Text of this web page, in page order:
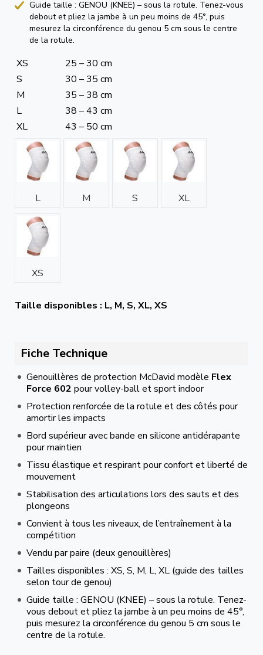
Guide taille : GENOU (KNEE) – sous la rotule. Tenez-vous
debout et pliez la jambe à un peu moins de 45°, puis
mesurez la circonférence du genou 5 cm sous le centre
de la rotule.
XS
25 – 30 cm
S
30 – 35 cm
M
35 – 38 cm
L
38 – 43 cm
XL
43 – 50 cm
L M S XL
XS
Taille disponibles : L, M, S, XL, XS
Fiche Technique
Genouillères de protection McDavid modèle Flex
Force 602 pour volley-ball et sport indoor
Protection renforcée de la rotule et des côtés pour
amortir les impacts
Bord supérieur avec bande en silicone antidérapante
pour maintien
Tissu élastique et respirant pour confort et liberté de
mouvement
Stabilisation des articulations lors des sauts et des
plongeons
Convient à tous les niveaux, de l’entraînement à la
compétition
Vendu par paire (deux genouillères)
Tailles disponibles : XS, S, M, L, XL (guide des tailles
selon tour de genou)
Guide taille : GENOU (KNEE) – sous la rotule. Tenez-
vous debout et pliez la jambe à un peu moins de 45°,
puis mesurez la circonférence du genou 5 cm sous le
centre de la rotule.